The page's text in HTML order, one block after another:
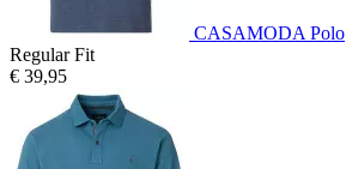
CASAMODA Polo
Regular Fit
€ 39,95